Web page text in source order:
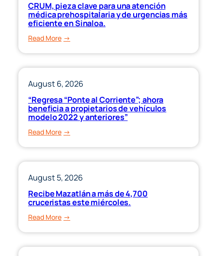
CRUM, pieza clave para una atención
médica prehospitalaria y de urgencias más
eficiente en Sinaloa.
Read More:
para
atención
médica
y
de
urgencias
eficiente
en
Sinaloa.
August 6, 2026
“Regresa “Ponte al Corriente”; ahora
beneficia a propietarios de vehículos
modelo 2022 y anteriores”
Read More:
Corriente”;
beneficia
propietarios
de
August 5, 2026
Recibe Mazatlán a más de 4,700
cruceristas este miércoles.
Read More: